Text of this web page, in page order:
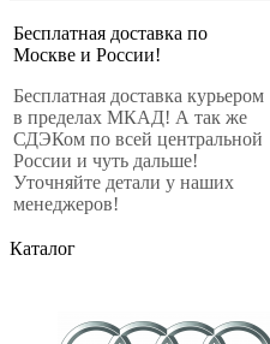
Бесплатная доставка по
Москве и России!
Бесплатная доставка курьером
в пределах МКАД! А так же
СДЭКом по всей центральной
России и чуть дальше!
Уточняйте детали у наших
менеджеров!
Каталог